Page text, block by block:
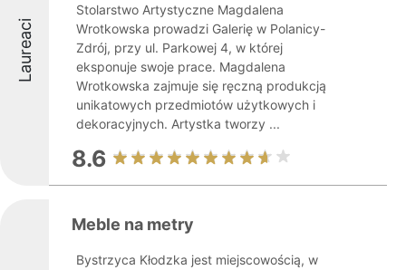
Laureaci
Stolarstwo Artystyczne Magdalena
Wrotkowska prowadzi Galerię w Polanicy-
Zdrój, przy ul. Parkowej 4, w której
eksponuje swoje prace. Magdalena
Wrotkowska zajmuje się ręczną produkcją
unikatowych przedmiotów użytkowych i
dekoracyjnych. Artystka tworzy ...
8.6
Meble na metry
Bystrzyca Kłodzka jest miejscowością, w